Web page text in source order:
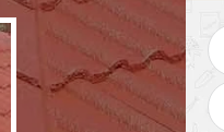
Peintre intérieur 54